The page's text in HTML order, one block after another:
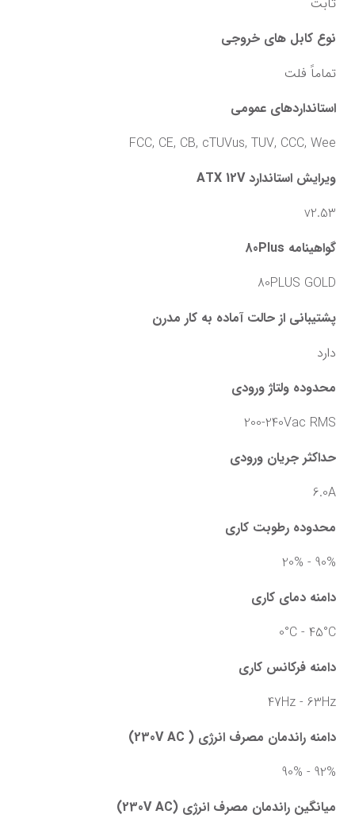
نوع کابل های خروجی
تماماً فلت
استانداردهای عمومی
FCC, CE, CB, cTUVus, TUV, CCC, Wee
ویرایش استاندارد ATX 12V
v2.53
گواهینامه 80Plus
80PLUS GOLD
پشتیبانی از حالت آماده به کار مدرن
دارد
محدوده ولتاژ ورودی
200-240Vac RMS
حداکثر جریان ورودی
6.0A
محدوده رطوبت کاری
90% - 20%
دامنه دمای کاری
0°C - 45°C
دامنه فرکانس کاری
47Hz - 63Hz
دامنه راندمان مصرف انرژی ( 230V AC)
92% - 90%
میانگین راندمان مصرف انرژی (230V AC)